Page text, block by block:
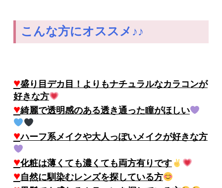
こんな方にオススメ♪♪
♥盛り目デカ目！よりもナチュラルなカラコンが
好きな方
♥綺麗で透明感のある透き通った瞳がほしい
♥ハーフ系メイクや大人っぽいメイクが好きな方
♥化粧は薄くても濃くても両方有りです
♥自然に馴染むレンズを探している方